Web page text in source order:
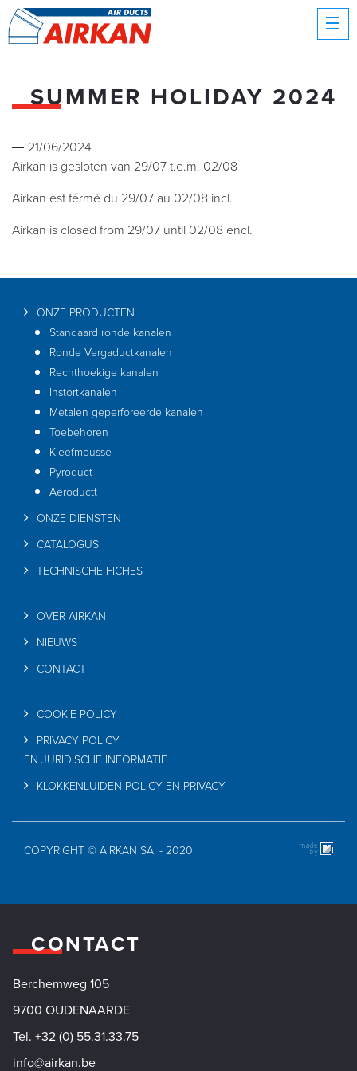
SUMMER HOLIDAY 2024
21/06/2024
Airkan is gesloten van 29/07 t.e.m. 02/08
Airkan est férmé du 29/07 au 02/08 incl.
Airkan is closed from 29/07 until 02/08 encl.
ONZE PRODUCTEN
Standaard ronde kanalen
Ronde Vergaductkanalen
Rechthoekige kanalen
Instortkanalen
Metalen geperforeerde kanalen
Toebehoren
Kleefmousse
Pyroduct
Aeroductt
ONZE DIENSTEN
CATALOGUS
TECHNISCHE FICHES
OVER AIRKAN
NIEUWS
CONTACT
COOKIE POLICY
PRIVACY POLICY
EN JURIDISCHE INFORMATIE
KLOKKENLUIDEN POLICY EN PRIVACY
COPYRIGHT © AIRKAN SA. - 2020
CONTACT
Berchemweg 105
9700 OUDENAARDE
Tel. +32 (0) 55.31.33.75
info@airkan.be